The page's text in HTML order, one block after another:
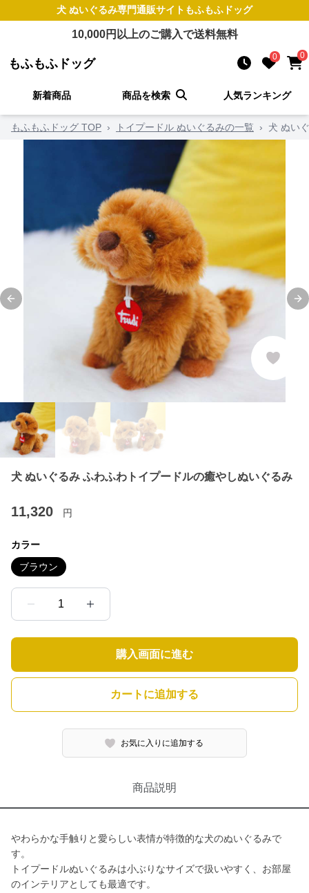
犬 ぬいぐるみ専門通販サイト もふもふドッグ
10,000円以上のご購入で送料無料
もふもふドッグ 0 0
新着商品 商品を検索 人気ランキング
もふもふドッグ TOP › トイプードル ぬいぐるみの一覧 › 犬 ぬい
Previous slide
犬 ぬいぐるみ ふわふわトイプードルの癒やしぬいぐるみ
11,320 円
カラー
ブラウン
1
購入画面に進む
カートに追加する
お気に入りに追加する
商品説明
やわらかな手触りと愛らしい表情が特徴的な犬のぬいぐるみで
す。
トイプードルぬいぐるみは小ぶりなサイズで扱いやすく、お部屋
のインテリアとしても最適です。